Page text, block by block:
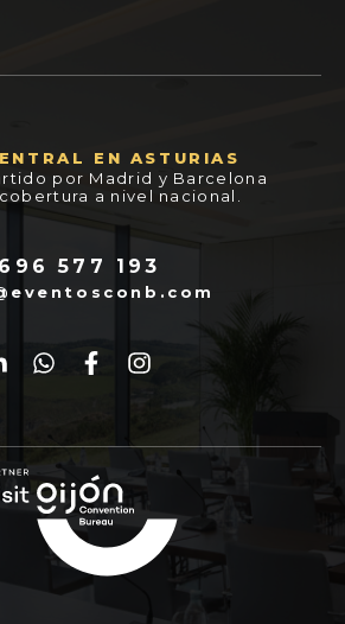
EN ASTURIAS
por Madrid y Barcelona
a nivel nacional.
696 577 193